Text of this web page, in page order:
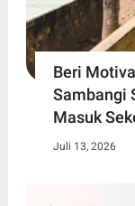
Beri
Sambangi
Masuk
Juli 13, 2026